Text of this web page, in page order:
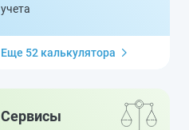
учета
Еще 52 калькулятора
Сервисы